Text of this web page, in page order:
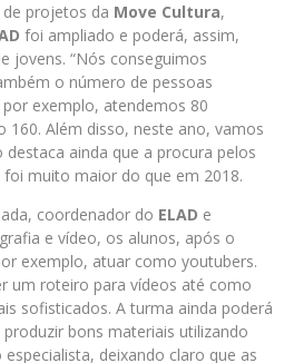
projetos da Move Cultura,
foi ampliado e poderá, assim,
jovens. “Nós conseguimos
o número de pessoas
exemplo, atendemos 80
160. Além disso, neste ano, vamos
destaca ainda que a procura pelos
muito maior do que em 2018.
coordenador do ELAD e
e vídeo, os alunos, após o
exemplo, atuar como youtubers.
um roteiro para vídeos até como
sofisticados. A turma ainda poderá
bons materiais utilizando
deixando claro que as